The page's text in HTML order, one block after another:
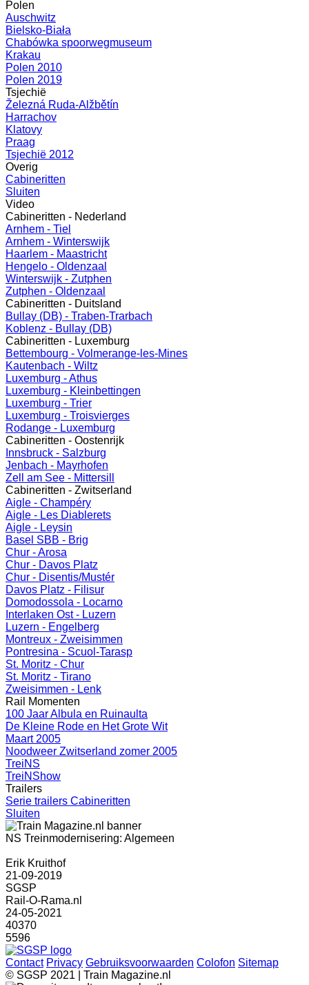
Polen
Auschwitz
Bielsko-Biała
Chabówka spoorwegmuseum
Krakau
Polen 2010
Polen 2019
Tsjechië
Železná Ruda-Alžbětín
Harrachov
Klatovy
Praag
Tsjechië 2012
Overig
Cabineritten
Sluiten
Video
Cabineritten - Nederland
Arnhem - Tiel
Arnhem - Winterswijk
Haarlem - Maastricht
Hengelo - Oldenzaal
Winterswijk - Zutphen
Zutphen - Oldenzaal
Cabineritten - Duitsland
Bullay (DB) - Traben-Trarbach
Koblenz - Bullay (DB)
Cabineritten - Luxemburg
Bettembourg - Volmerange-les-Mines
Kautenbach - Wiltz
Luxemburg - Athus
Luxemburg - Kleinbettingen
Luxemburg - Trier
Luxemburg - Troisvierges
Rodange - Luxemburg
Cabineritten - Oostenrijk
Innsbruck - Salzburg
Jenbach - Mayrhofen
Zell am See - Mittersill
Cabineritten - Zwitserland
Aigle - Champéry
Aigle - Les Diablerets
Aigle - Leysin
Basel SBB - Brig
Chur - Arosa
Chur - Davos Platz
Chur - Disentis/Mustér
Davos Platz - Filisur
Domodossola - Locarno
Interlaken Ost - Luzern
Luzern - Engelberg
Montreux - Zweisimmen
Pontresina - Scuol-Tarasp
St. Moritz - Chur
St. Moritz - Tirano
Zweisimmen - Lenk
Rail Momenten
100 Jaar Albula en Ruinaulta
De Kleine Rode en Het Grote Wit
Maart 2005
Noodweer Zwitserland zomer 2005
TreiNS
TreiNShow
Trailers
Serie trailers Cabineritten
Sluiten
NS Treinmodernisering: Algemeen
Erik Kruithof
21-09-2019
SGSP
Rail-O-Rama.nl
24-05-2021
40370
5596
Contact Privacy Gebruiksvoorwaarden Colofon Sitemap
© SGSP 2021 | Train Magazine.nl